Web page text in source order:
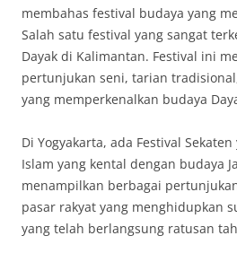
membahas festival budaya yang
Salah satu festival yang sangat
Dayak di Kalimantan. Festival ini
pertunjukan seni, tarian
yang memperkenalkan budaya
Di Yogyakarta, ada Festival
Islam yang kental dengan budaya
menampilkan berbagai
pasar rakyat yang menghidupkan
yang telah berlangsung ratusan